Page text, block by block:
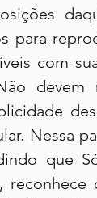
para
com
devem
Nessa
que